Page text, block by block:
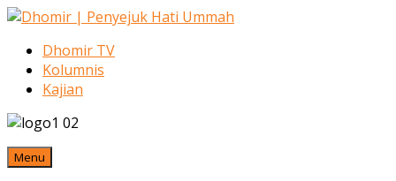
Dhomir TV
Kolumnis
Kajian
Menu